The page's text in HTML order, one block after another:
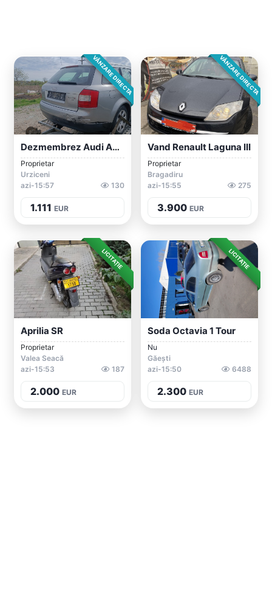
VÂNZARE DIRECTA
Dezmembrez Audi A4 B6 1.9 AVF
Proprietar
Urziceni
azi-15:57
130
1.111 EUR
VÂNZARE DIRECTA
Vand Renault Laguna III
Proprietar
Bragadiru
azi-15:55
275
3.900 EUR
LICITAȚIE
Aprilia SR
Proprietar
Valea Seacă
azi-15:53
187
2.000 EUR
LICITAȚIE
Soda Octavia 1 Tour
Nu
Găești
azi-15:50
6488
2.300 EUR